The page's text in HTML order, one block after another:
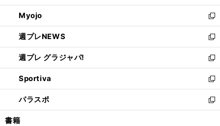
開
く
ウ
で
開
く
ン
ド
ウ
で
開
く
ウ
ィ
ン
ド
ウ
で
開
く
Myojo
新
し
い
ウ
ィ
ン
ド
ウ
で
開
週プレNEWS
新
し
い
ウ
ィ
ン
ド
ウ
週プレ グラジャパ!
新
し
い
ウ
ィ
ン
Sportiva
新
し
い
ウ
パラスポ
新
し
書籍